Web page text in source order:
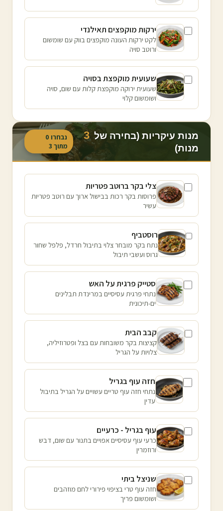
ירקות מוקפצים תאילנדי
לקט ירקות העונה מוקפצים בווק עם שומשום
ורוטב סויה
שעועית מוקפצת בסויה
שעועית ירוקה מוקפצת קלות עם שום, סויה
ושומשום קלוי
מנות עיקריות (בחירה של 3
מנות)
נבחרו 0
מתוך 3
צלי בקר ברוטב פטריות
פרוסות בקר רכות בבישול ארוך עם רוטב פטריות
עשיר
רוסטביף
נתח בקר מובחר צלוי בתיבול חרדל, פלפל שחור
גרוס ועשבי תיבול
סטייק פרגית על האש
נתחי פרגית עסיסיים במרינדת תבלינים
ים-תיכונית
קבב הבית
קציצות בקר משובחות עם בצל ופטרוזיליה,
צלויות על הגריל
חזה עוף בגריל
נתחי חזה עוף טריים עשויים על הגריל בתיבול
עדין
עוף בגריל - כרעיים
כרעי עוף עסיסיים אפויים בתנור עם שום, דבש
ורוזמרין
שניצל ביתי
חזה עוף טרי בציפוי פירורי לחם מוזהבים
ושומשום פריך